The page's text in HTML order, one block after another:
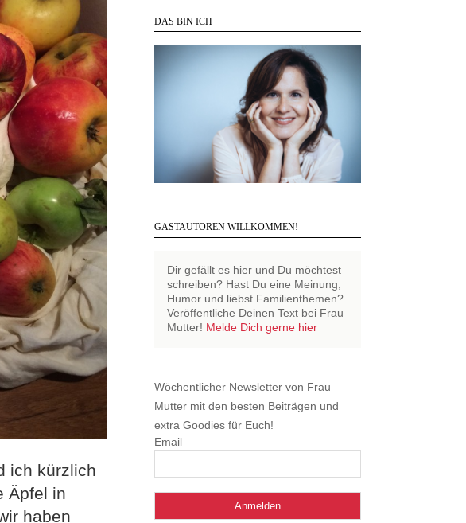
ich kürzlich
Äpfel in
haben
DAS BIN ICH
GASTAUTOREN WILLKOMMEN!
Dir gefällt es hier und Du möchtest
schreiben? Hast Du eine Meinung,
Humor und liebst Familienthemen?
Veröffentliche Deinen Text bei Frau
Mutter! Melde Dich gerne hier
Wöchentlicher Newsletter von Frau
Mutter mit den besten Beiträgen und
extra Goodies für Euch!
Email